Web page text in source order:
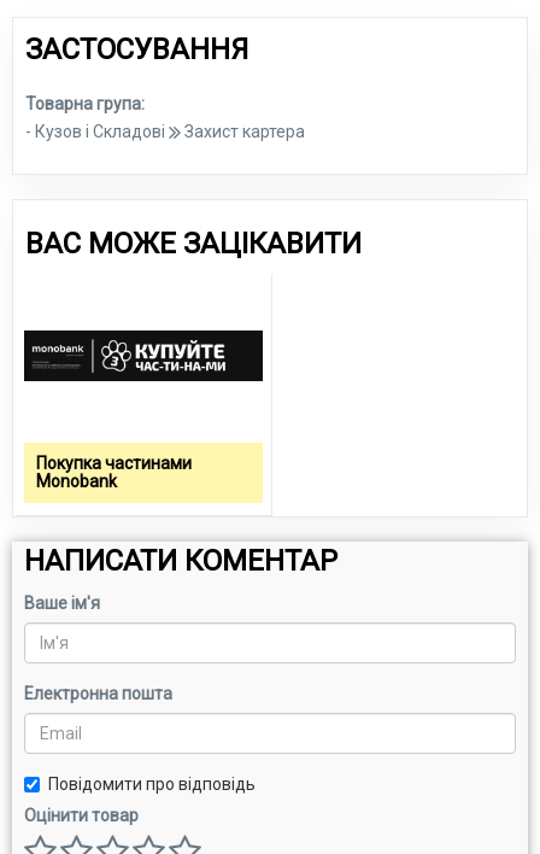
ЗАСТОСУВАННЯ
Товарна група:
- Кузов і Складові
Захист картера
ВАС МОЖЕ ЗАЦІКАВИТИ
Покупка частинами
Monobank
НАПИСАТИ КОМЕНТАР
Ваше ім'я
Електронна пошта
Повідомити про відповідь
Оцінити товар